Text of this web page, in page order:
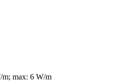
m; max: 6 W/m